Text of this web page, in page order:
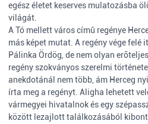
egész életet keserves mulatozásba
világát.
A Tó mellett város címû regénye
más képet mutat. A regény vége felé
Pálinka Ördög, de nem olyan
regény szokványos szerelmi
anekdotánál nem több, ám Herceg
írta meg a regényt. Aligha lehetett
vármegyei hivatalnok és egy
között lezajlott találkozásából